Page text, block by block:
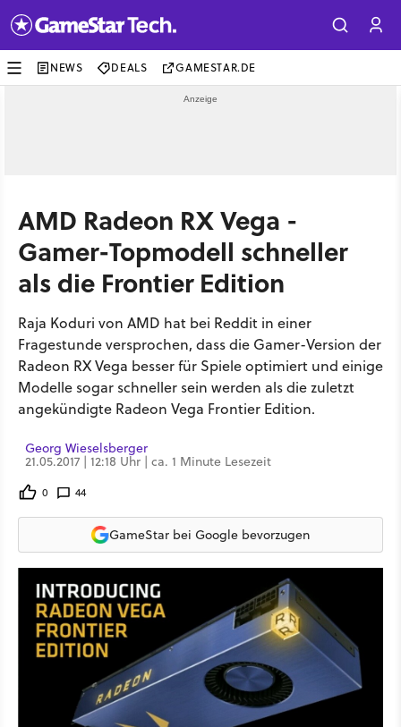
NEWS DEALS GAMESTAR.DE
AMD Radeon RX Vega -
Gamer-Topmodell schneller
als die Frontier Edition
Raja Koduri von AMD hat bei Reddit in einer
Fragestunde versprochen, dass die Gamer-Version der
Radeon RX Vega besser für Spiele optimiert und einige
Modelle sogar schneller sein werden als die zuletzt
angekündigte Radeon Vega Frontier Edition.
Georg Wieselsberger
21.05.2017 | 12:18 Uhr | ca. 1 Minute Lesezeit
0 44
GameStar bei Google bevorzugen